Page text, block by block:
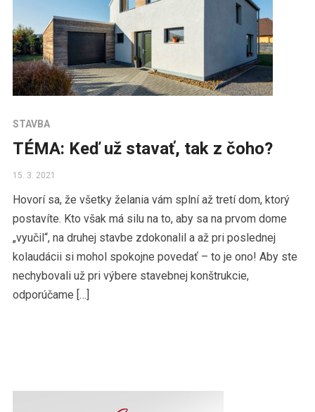
STAVBA
TÉMA: Keď už stavať, tak z čoho?
15. 3. 2021
Hovorí sa, že všetky želania vám splní až tretí dom, ktorý
postavíte. Kto však má silu na to, aby sa na prvom dome
„vyučil“, na druhej stavbe zdokonalil a až pri poslednej
kolaudácii si mohol spokojne povedať – to je ono! Aby ste
nechybovali už pri výbere stavebnej konštrukcie,
odporúčame […]